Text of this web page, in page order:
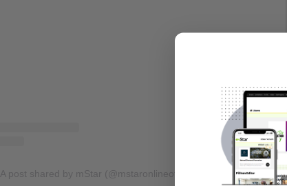
A post shared by mStar (@mstaronlineofficial)